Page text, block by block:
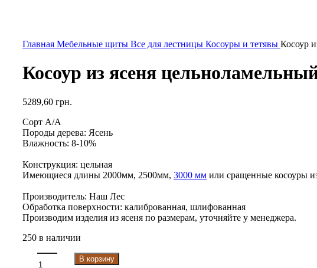
Главная Мебельные щиты Все для лестницы Косоуры и тетявы Косоур
Косоур из ясеня
5289,60 грн.
Сорт А/А
Породы дерева: Ясень
Влажность: 8-10%
Конструкция: цельная
Имеющиеся длины 2000мм, 2500мм, 3000 мм или сращенные косоуры
Производитель: Наш Лес
Обработка поверхности: калиброванная, шлифованная
Производим изделия из ясеня по размерам, уточняйте у менеджера.
250 в наличии
В корзину